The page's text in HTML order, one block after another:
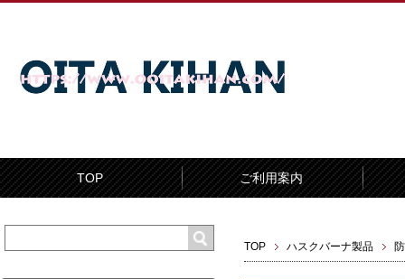
TOP ご利用案内
TOP ハスクバーナ製品